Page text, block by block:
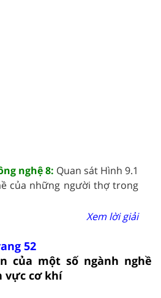
nghệ 8: Quan sát Hình 9.1
của những người thợ trong
Xem lời giải
52
của một số ngành nghề
vực cơ khí